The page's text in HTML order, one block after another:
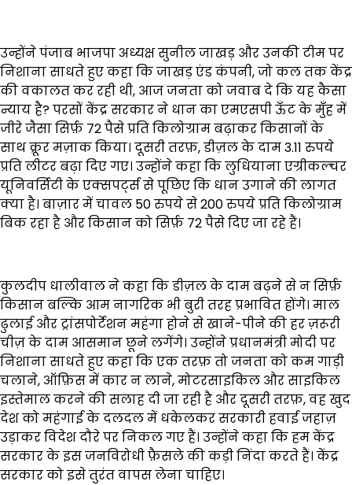
उन्होंने पंजाब भाजपा अध्यक्ष सुनील जाखड़ और उनकी टीम पर
निशाना साधते हुए कहा कि जाखड़ एंड कंपनी, जो कल तक केंद्र
की वकालत कर रही थी, आज जनता को जवाब दे कि यह कैसा
न्याय है? परसों केंद्र सरकार ने धान का एमएसपी ऊँट के मुँह में
जीरे जैसा सिर्फ़ 72 पैसे प्रति किलोग्राम बढ़ाकर किसानों के
साथ क्रूर मज़ाक किया। दूसरी तरफ़, डीज़ल के दाम 3.11 रुपये
प्रति लीटर बढ़ा दिए गए। उन्होंने कहा कि लुधियाना एग्रीकल्चर
यूनिवर्सिटी के एक्सपर्ट्स से पूछिए कि धान उगाने की लागत
क्या है। बाज़ार में चावल 50 रुपये से 200 रुपये प्रति किलोग्राम
बिक रहा है और किसान को सिर्फ़ 72 पैसे दिए जा रहे हैं।
कुलदीप धालीवाल ने कहा कि डीज़ल के दाम बढ़ने से न सिर्फ़
किसान बल्कि आम नागरिक भी बुरी तरह प्रभावित होंगे। माल
ढुलाई और ट्रांसपोर्टेशन महंगा होने से खाने-पीने की हर ज़रूरी
चीज़ के दाम आसमान छूने लगेंगे। उन्होंने प्रधानमंत्री मोदी पर
निशाना साधते हुए कहा कि एक तरफ़ तो जनता को कम गाड़ी
चलाने, ऑफ़िस में कार न लाने, मोटरसाइकिल और साइकिल
इस्तेमाल करने की सलाह दी जा रही है और दूसरी तरफ़, वह खुद
देश को महंगाई के दलदल में धकेलकर सरकारी हवाई जहाज़
उड़ाकर विदेश दौरे पर निकल गए हैं। उन्होंने कहा कि हम केंद्र
सरकार के इस जनविरोधी फ़ैसले की कड़ी निंदा करते हैं। केंद्र
सरकार को इसे तुरंत वापस लेना चाहिए।